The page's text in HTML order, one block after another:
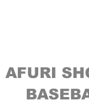
AFURI